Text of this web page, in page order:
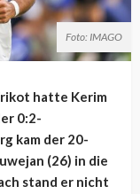
Foto: IMAGO
hatte Kerim
0:2-
kam der 20-
(26) in die
stand er nicht